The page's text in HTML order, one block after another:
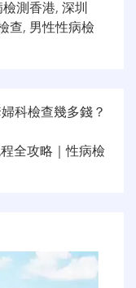
測香港, 深圳
查, 男性性病檢
科檢查幾多錢？
全攻略｜性病檢